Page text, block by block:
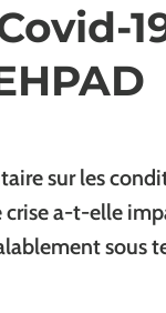
sur les
crise a-t-elle
sous